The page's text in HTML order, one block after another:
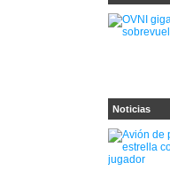
Noticias